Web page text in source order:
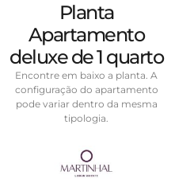
Planta
Apartamento
deluxe de 1 quarto
Encontre em baixo a planta. A
configuração do apartamento
pode variar dentro da mesma
tipologia.